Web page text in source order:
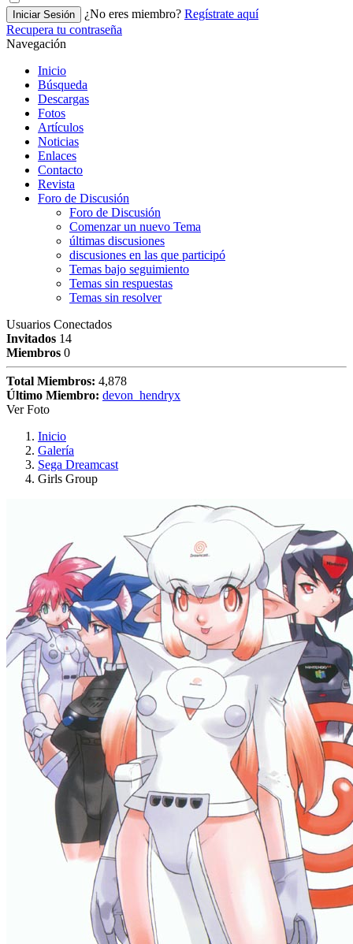
Iniciar Sesión ¿No eres miembro? Regístrate aquí
Recupera tu contraseña
Navegación
Inicio
Búsqueda
Descargas
Fotos
Artículos
Noticias
Enlaces
Contacto
Revista
Foro de Discusión
Foro de Discusión
Comenzar un nuevo Tema
últimas discusiones
discusiones en las que participó
Temas bajo seguimiento
Temas sin respuestas
Temas sin resolver
Usuarios Conectados
Invitados 14
Miembros 0
Total Miembros: 4,878
Último Miembro: devon_hendryx
Ver Foto
Inicio
Galería
Sega Dreamcast
Girls Group